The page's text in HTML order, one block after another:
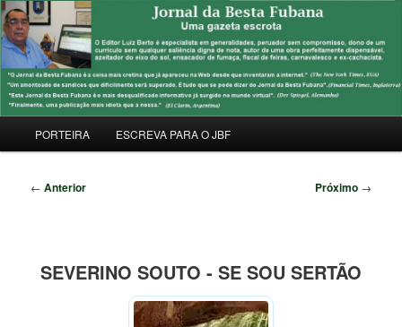
Pular
para
o
conteúdo
principalJORNAL DA BESTA FUBANA
Uma Gazeta Escrota
principal
PORTEIRA ESCREVA PARA O JBF
Navegação
← Anterior Próximo →
SEVERINO SOUTO - SE SOU SERTÃO